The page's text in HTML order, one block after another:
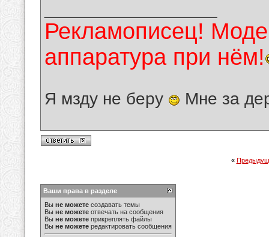
Рекламописец!
аппаратура при нём!
Я мзду не беру Мне за
«
Ваши права в разделе
Вы не можете создавать темы
Вы не можете отвечать на сообщения
Вы не можете прикреплять файлы
Вы не можете редактировать сообщения